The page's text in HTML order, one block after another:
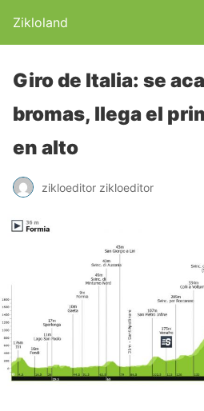
Zikloland
Giro de Italia: se
bromas, llega el
en alto
zikloeditor zikloeditor